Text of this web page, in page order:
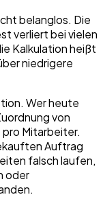
belanglos. Die
verliert bei vielen
Kalkulation heißt
niedrigere
Wer heute
von
Mitarbeiter.
Auftrag
falsch laufen,
oder